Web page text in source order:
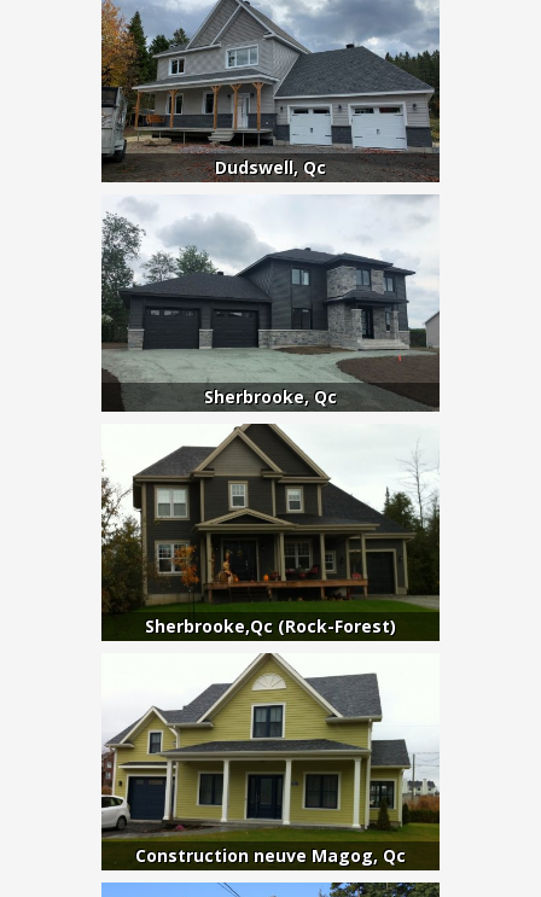
Dudswell, Qc
Sherbrooke, Qc
Sherbrooke,Qc (Rock-Forest)
Construction neuve Magog, Qc